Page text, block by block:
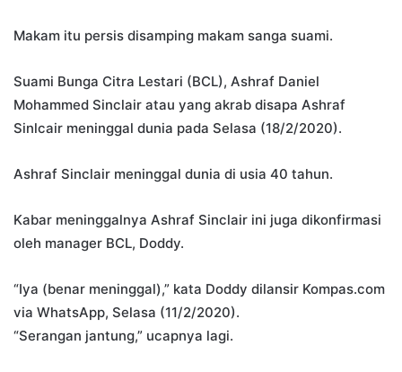
Makam itu persis disamping makam sanga suami.
Suami Bunga Citra Lestari (BCL), Ashraf Daniel
Mohammed Sinclair atau yang akrab disapa Ashraf
Sinlcair meninggal dunia pada Selasa (18/2/2020).
Ashraf Sinclair meninggal dunia di usia 40 tahun.
Kabar meninggalnya Ashraf Sinclair ini juga dikonfirmasi
oleh manager BCL, Doddy.
“Iya (benar meninggal),” kata Doddy dilansir Kompas.com
via WhatsApp, Selasa (11/2/2020).
“Serangan jantung,” ucapnya lagi.